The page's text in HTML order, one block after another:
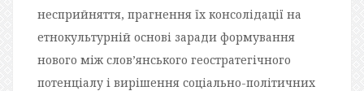
несприйняття, прагнення їх консолідації на
етнокультурній основі заради формування
нового між слов’янського геостратегічного
потенціалу і вирішення соціально-політичних